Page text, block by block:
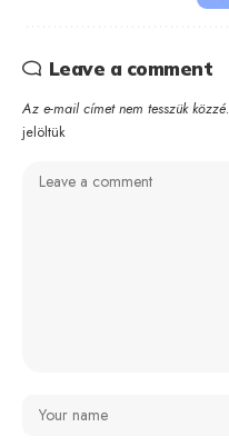
Leave a comment
Az e-mail címet nem tesszük közzé.
jelöltük